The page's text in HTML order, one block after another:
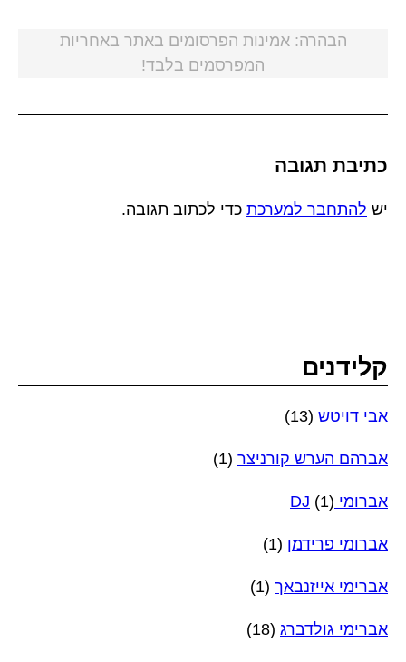
הבהרה: אמינות הפרסומים באתר באחריות
המפרסמים בלבד!
כתיבת תגובה
יש להתחבר למערכת כדי לכתוב תגובה.
קלידנים
אבי דויטש (13)
אברהם הערש קורניצר (1)
אברומי DJ (1)
אברומי פרידמן (1)
אברימי אייזנבאך (1)
אברימי גולדברג (18)